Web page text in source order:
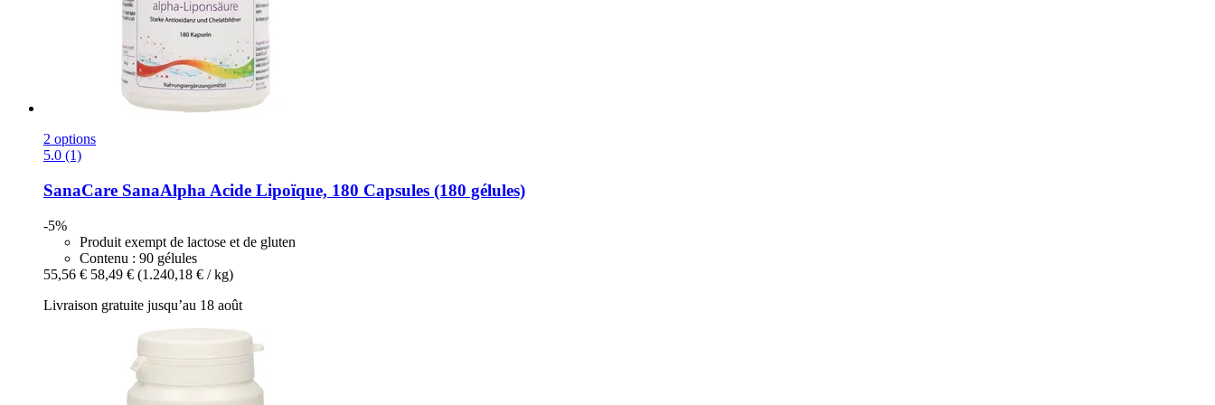
2 options
5.0 (1)
SanaCare SanaAlpha Acide Lipoïque, 180 Capsules (180 gélules)
-5%
Produit exempt de lactose et de gluten
Contenu : 90 gélules
55,56 € 58,49 € (1.240,18 € / kg)
Livraison gratuite jusqu’au 18 août